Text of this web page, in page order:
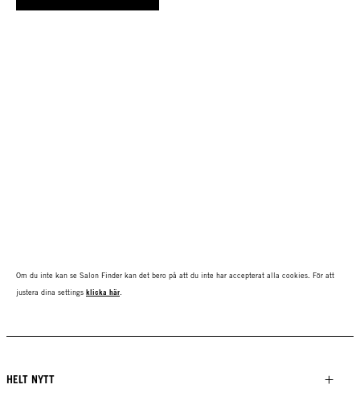
Om du inte kan se Salon Finder kan det bero på att du inte har accepterat alla cookies. För att
justera dina settings klicka här
HELT NYTT